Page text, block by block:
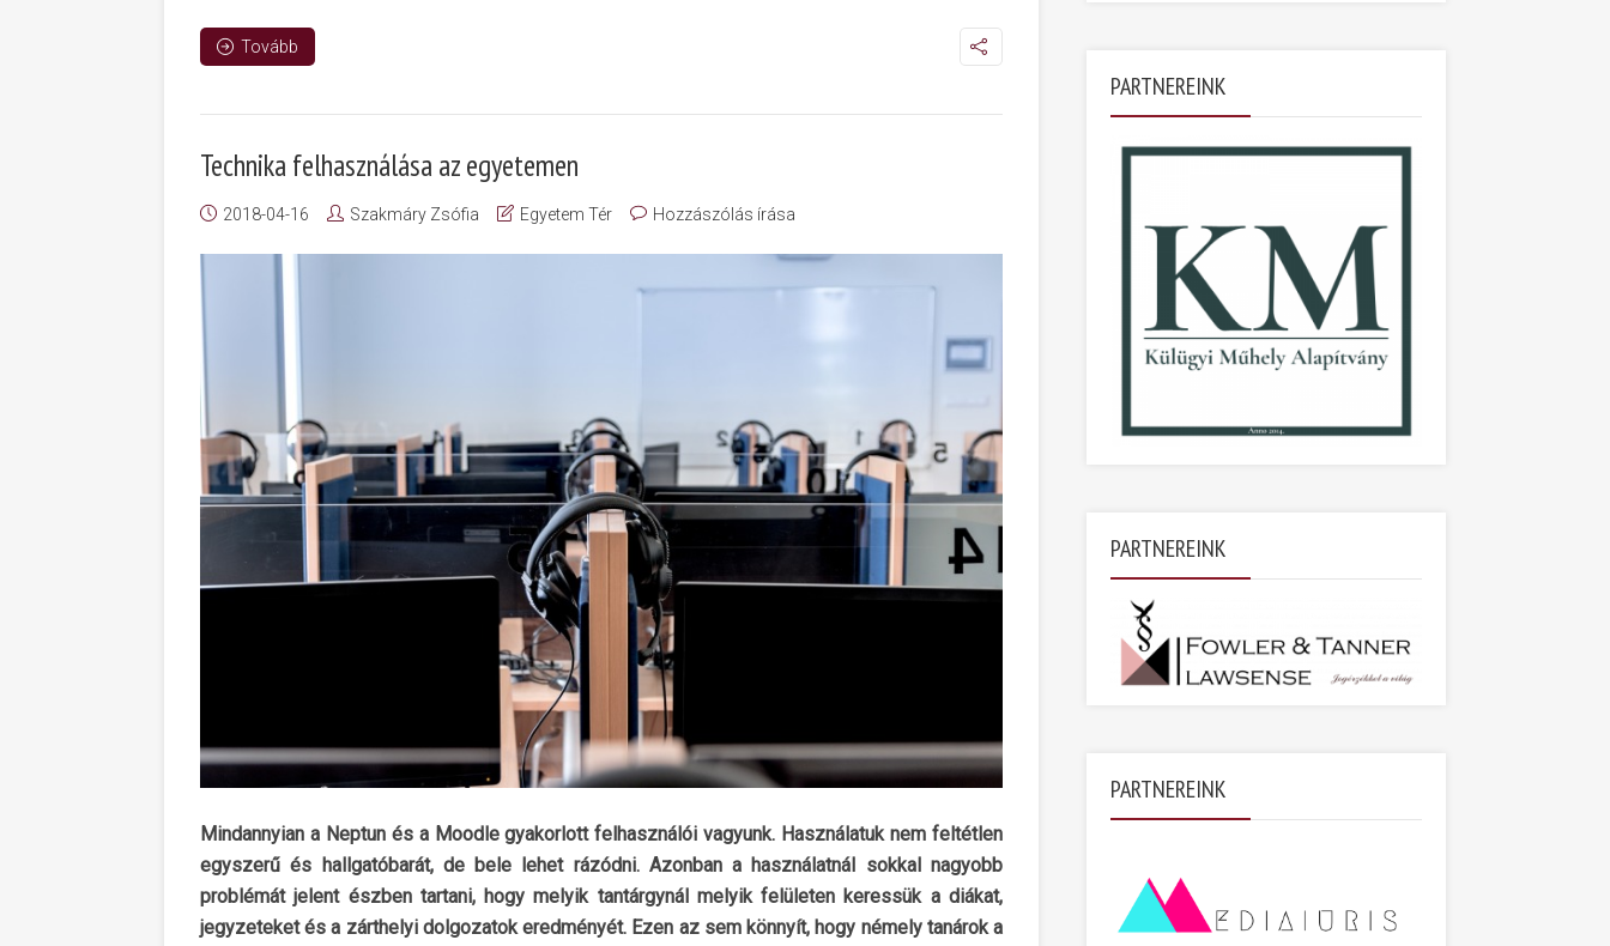
Tovább
Technika felhasználása az egyetemen
2018-04-16 Szakmáry Zsófia Egyetem Tér Hozzászólás írása
Mindannyian a Neptun és a Moodle gyakorlott felhasználói vagyunk. Használatuk nem feltétlen
egyszerű és hallgatóbarát, de bele lehet rázódni. Azonban a használatnál sokkal nagyobb
problémát jelent észben tartani, hogy melyik tantárgynál melyik felületen keressük a diákat,
jegyzeteket és a zárthelyi dolgozatok eredményét. Ezen az sem könnyít, hogy némely tanárok a
PARTNEREINK
PARTNEREINK
PARTNEREINK